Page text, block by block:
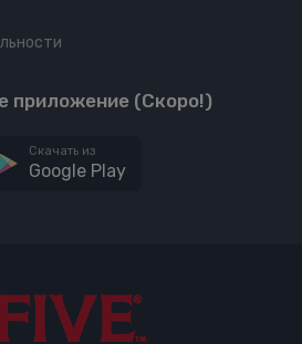
приложение (Скоро!)
Скачать из
Google Play